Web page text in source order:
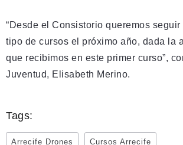
“Desde el Consistorio queremos
tipo de cursos el próximo año, dada la
que recibimos en este primer curso”,
Juventud, Elisabeth Merino.
Tags:
Arrecife Drones Cursos Arrecife